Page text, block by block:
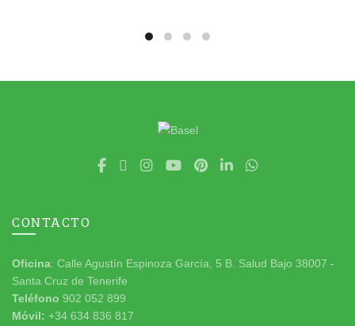
CONTACTO
Oficina: Calle Agustín Espinoza García, 5 B. Salud Bajo 38007 -
Santa Cruz de Tenerife
Teléfono 902 052 899
Móvil: +34 634 836 817